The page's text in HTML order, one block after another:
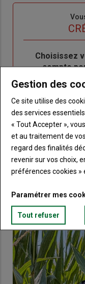
BodyChoisissez
compte
Lien
Gestion des
Ce site utilise des
des services
« Tout Accepter »,
et au traitement de
regard des finalités
revenir sur vos choix,
préférences cookies »
Paramétrer mes
Tout refuser